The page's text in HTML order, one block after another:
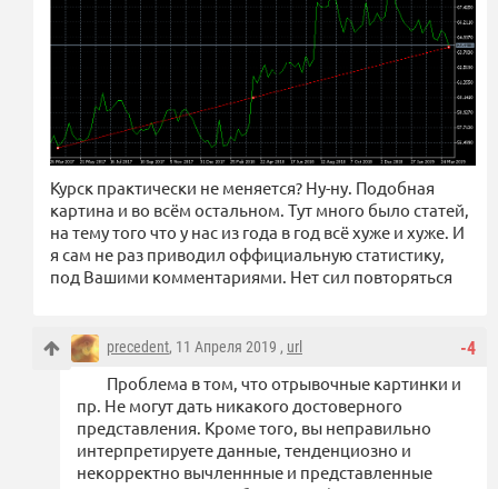
Курск практически не меняется? Ну-ну. Подобная
картина и во всём остальном. Тут много было статей,
на тему того что у нас из года в год всё хуже и хуже. И
я сам не раз приводил оффициальную статистику,
под Вашими комментариями. Нет сил повторяться
-4
precedent, 11 Апреля 2019 , url
Проблема в том, что отрывочные картинки и
пр. Не могут дать никакого достоверного
представления. Кроме того, вы неправильно
интерпретируете данные, тенденциозно и
некорректно вычленнные и представленные